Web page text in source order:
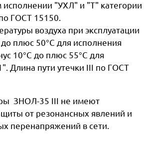
исполнении "УХЛ" и "Т" категории
ГОСТ 15150.
воздуха при эксплуатации
плюс 50°С для исполнения
10°С до плюс 55°С для
Длина пути утечки III по ГОСТ
ЗНОЛ-35 III не имеют
от резонансных явлений и
перенапряжений в сети.